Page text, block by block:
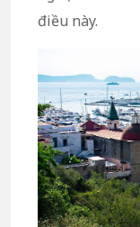
điều này.